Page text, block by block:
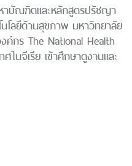
าบัณฑิตและหลักสูตรปรัชญา
โลยีด้านสุขภาพ มหาวิทยาลัย
กร The National Health
ไนจีเรีย เข้าศึกษาดูงานและ